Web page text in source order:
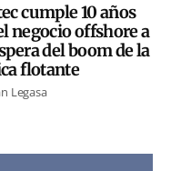
cumple 10 años
negocio offshore a
del boom de la
flotante
Legasa